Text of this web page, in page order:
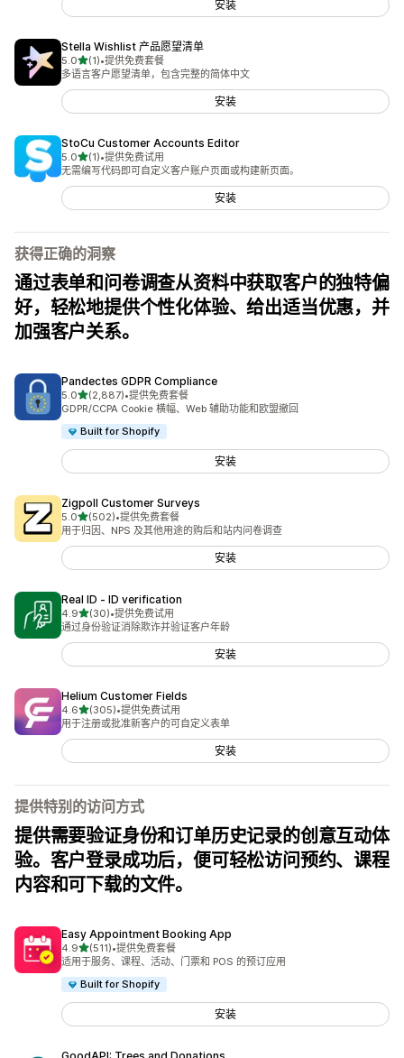
安装
Stella Wishlist 产品愿望清单
5.0星（满分 5 星）
(1)
总共 1 条评论
•提供免费套餐
多语言客户愿望清单，包含完整的简体中文
安装
StoCu Customer Accounts Editor
5.0星（满分 5 星）
(1)
总共 1 条评论
•提供免费试用
无需编写代码即可自定义客户账户页面或构建新页面。
安装
获得正确的洞察
通过表单和问卷调查从资料中获取客户的独特偏
好，轻松地提供个性化体验、给出适当优惠，并
加强客户关系。
Pandectes GDPR Compliance
5.0星（满分 5 星）
(2,887)
总共 2887 条评论
•提供免费套餐
GDPR/CCPA Cookie 横幅、Web 辅助功能和欧盟撤回
Built for Shopify
安装
Zigpoll Customer Surveys
5.0星（满分 5 星）
(502)
总共 502 条评论
•提供免费套餐
用于归因、NPS 及其他用途的购后和站内问卷调查
安装
Real ID ‑ ID verification
4.9星（满分 5 星）
(30)
总共 30 条评论
•提供免费试用
通过身份验证消除欺诈并验证客户年龄
安装
Helium Customer Fields
4.6星（满分 5 星）
(305)
总共 305 条评论
•提供免费试用
用于注册或批准新客户的可自定义表单
安装
提供特别的访问方式
提供需要验证身份和订单历史记录的创意互动体
验。客户登录成功后，便可轻松访问预约、课程
内容和可下载的文件。
Easy Appointment Booking App
4.9星（满分 5 星）
(511)
总共 511 条评论
•提供免费套餐
适用于服务、课程、活动、门票和 POS 的预订应用
Built for Shopify
安装